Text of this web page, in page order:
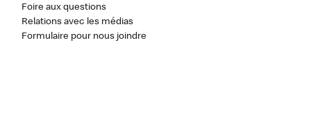
Foire aux questions
Relations avec les médias
Formulaire pour nous joindre